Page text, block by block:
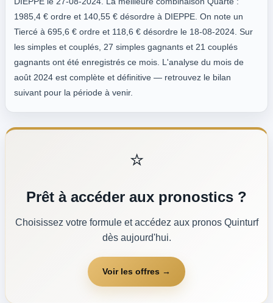
1985,4 € ordre et 140,55 € désordre à DIEPPE. On note un
Tiercé à 695,6 € ordre et 118,6 € désordre le 18-08-2024. Sur
les simples et couplés, 27 simples gagnants et 21 couplés
gagnants ont été enregistrés ce mois. L'analyse du mois de
août 2024 est complète et définitive — retrouvez le bilan
suivant pour la période à venir.
⭐
Prêt à accéder aux pronostics ?
Choisissez votre formule et accédez aux pronos Quinturf
dès aujourd'hui.
Voir les offres →